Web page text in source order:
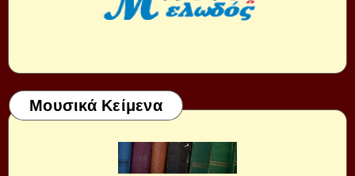
Μουσικά Κείμενα